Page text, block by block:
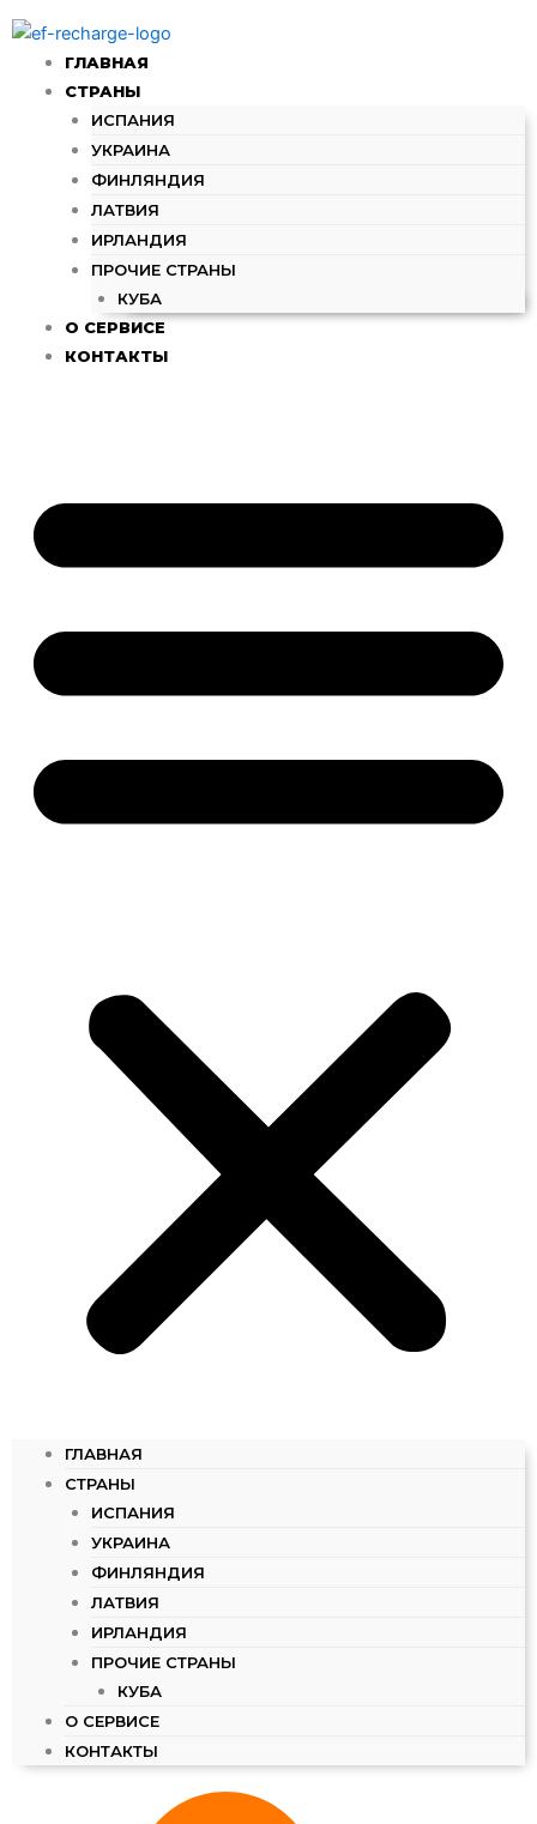
содержимому
ГЛАВНАЯ
СТРАНЫ
ИСПАНИЯ
УКРАИНА
ФИНЛЯНДИЯ
ЛАТВИЯ
ИРЛАНДИЯ
ПРОЧИЕ СТРАНЫ
КУБА
О СЕРВИСЕ
КОНТАКТЫ
ГЛАВНАЯ
СТРАНЫ
ИСПАНИЯ
УКРАИНА
ФИНЛЯНДИЯ
ЛАТВИЯ
ИРЛАНДИЯ
ПРОЧИЕ СТРАНЫ
КУБА
О СЕРВИСЕ
КОНТАКТЫ
товара